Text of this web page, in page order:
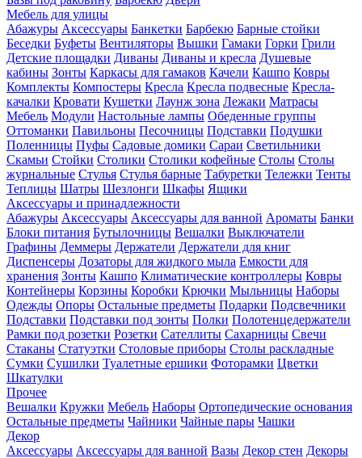
Мебель для улицы
Абажуры Аксессуары Банкетки Барбекю Барные стойки
Беседки Буфеты Вентиляторы Вышки Гамаки Горки Грили
Детские площадки Диваны Диваны и кресла Душевые
кабины Зонты Каркасы для гамаков Качели Кашпо Ковры
Комплекты Компостеры Кресла Кресла подвесные Кресла-
качалки Кровати Кушетки Лаунж зона Лежаки Матрасы
Мебель Модули Настольные лампы Обеденные группы
Оттоманки Павильоны Песочницы Подставки Подушки
Поленницы Пуфы Садовые домики Сараи Светильники
Скамьи Стойки Столики Столики кофейные Столы Столы
журнальные Стулья Стулья барные Табуретки Тележки Тенты
Теплицы Шатры Шезлонги Шкафы Ящики
Аксессуары и принадлежности
Абажуры Аксессуары Аксессуары для ванной Ароматы Банки
Блоки питания Бутылочницы Вешалки Выключатели
Графины Деммеры Держатели Держатели для книг
Диспенсеры Дозаторы для жидкого мыла Емкости для
хранения Зонты Кашпо Климатические контроллеры Ковры
Контейнеры Корзины Коробки Крючки Мыльницы Наборы
Одежды Опоры Остальные предметы Подарки Подсвечники
Подставки Подставки под зонты Полки Полотенцедержатели
Рамки под розетки Розетки Сателлиты Сахарницы Свечи
Стаканы Статуэтки Столовые приборы Столы раскладные
Сумки Сушилки Туалетные ершики Фоторамки Цветки
Шкатулки
Прочее
Вешалки Кружки Мебель Наборы Ортопедические основания
Остальные предметы Чайники Чайные пары Чашки
Декор
Аксессуары Аксессуары для ванной Вазы Декор стен Декоры